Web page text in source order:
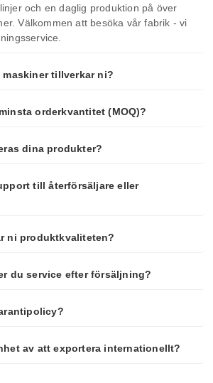
och en daglig produktion på över
Välkommen att besöka vår fabrik - vi
maskiner tillverkar ni?
orderkvantitet (MOQ)?
dina produkter?
till återförsäljare eller
ni produktkvaliteten?
du service efter försäljning?
av att exportera internationellt?